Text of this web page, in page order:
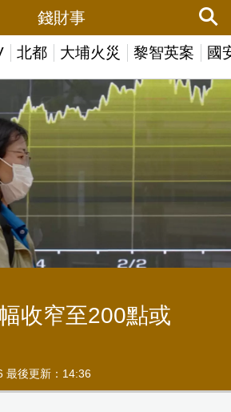
北都 大埔火災 黎智英案 國
錢財事
收窄至200點或
最後更新：14:36